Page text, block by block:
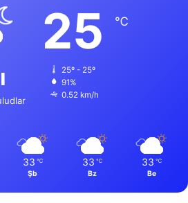
25 ℃
25º - 25º
91%
0.52 km/h
33 ℃
Şb
33 ℃
Bz
33 ℃
Be